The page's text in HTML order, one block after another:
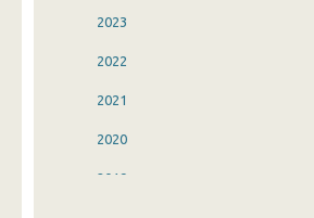
2023
2022
2021
2020
2019